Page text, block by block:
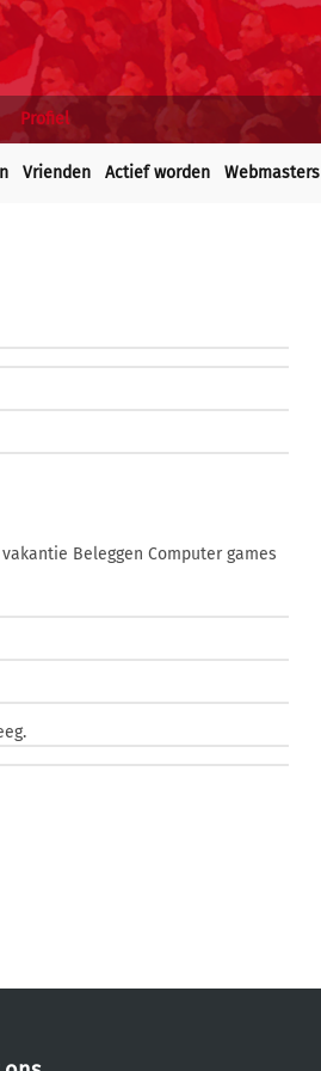
Profiel
Vrienden Actief worden Webmasters
Beleggen Computer games